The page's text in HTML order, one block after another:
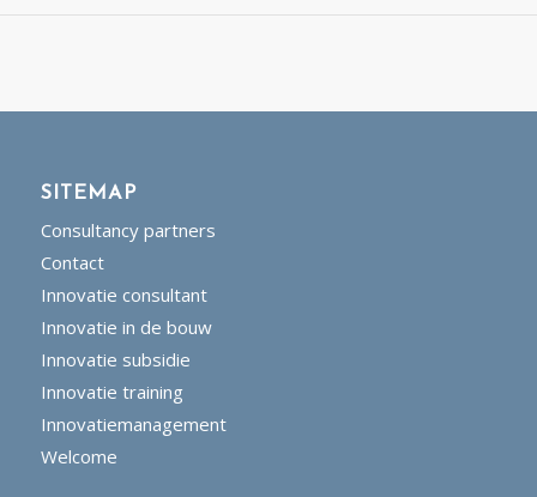
SITEMAP
Consultancy partners
Contact
Innovatie consultant
Innovatie in de bouw
Innovatie subsidie
Innovatie training
Innovatiemanagement
Welcome